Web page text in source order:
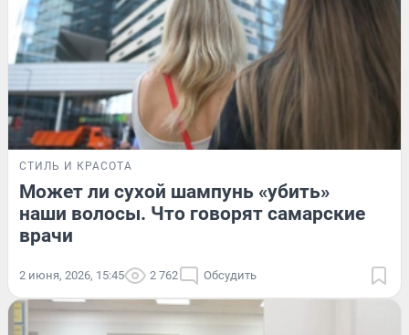
СТИЛЬ И КРАСОТА
Может ли сухой шампунь «убить»
наши волосы. Что говорят самарские
врачи
2 июня, 2026, 15:45 2 762 Обсудить